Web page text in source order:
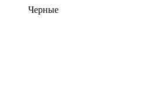
Черные